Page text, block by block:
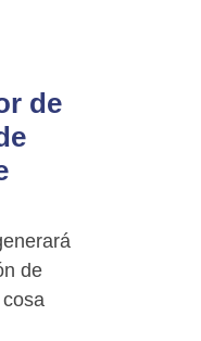
de
de